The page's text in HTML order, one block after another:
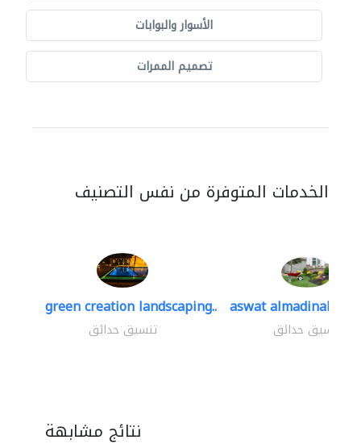
الأسوار والبوابات
تصميم الممرات
الخدمات المتوفرة من نفس التصنيف
green creation landscaping..
تنسيق حدائق
aswat almadinah
تنسيق حدائق
نتائج مشابهة